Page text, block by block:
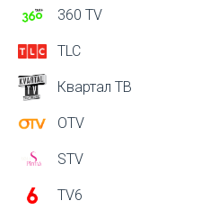
360 TV
TLC
Квартал ТВ
OTV
STV
TV6